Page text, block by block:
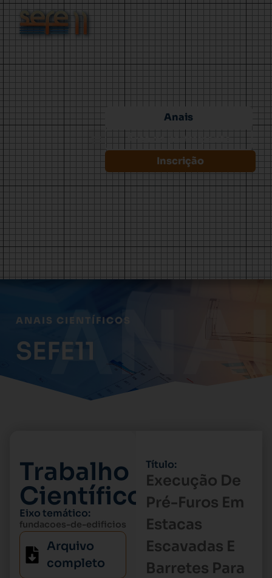
Anais
Área do participante
Inscrição
ANAIS CIENTÍFICOS
SEFE11
Trabalho
Científico
Eixo temático:
fundacoes-de-edificios
Arquivo
completo
Título:
Execução De
Pré-Furos Em
Estacas
Escavadas E
Barretes Para